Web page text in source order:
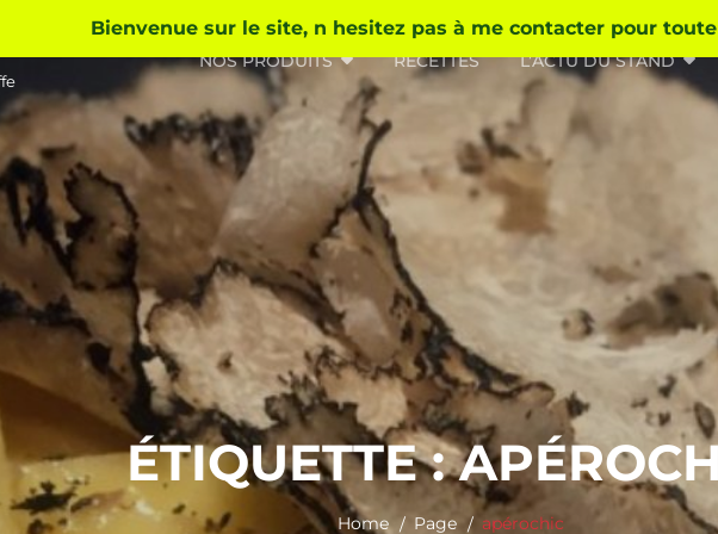
Bienvenue sur le site, n hesitez pas à me contacter pour
NOS PRODUITS RECETTES L’ACTU DU STAND
ÉTIQUETTE :
Home Page apérochic